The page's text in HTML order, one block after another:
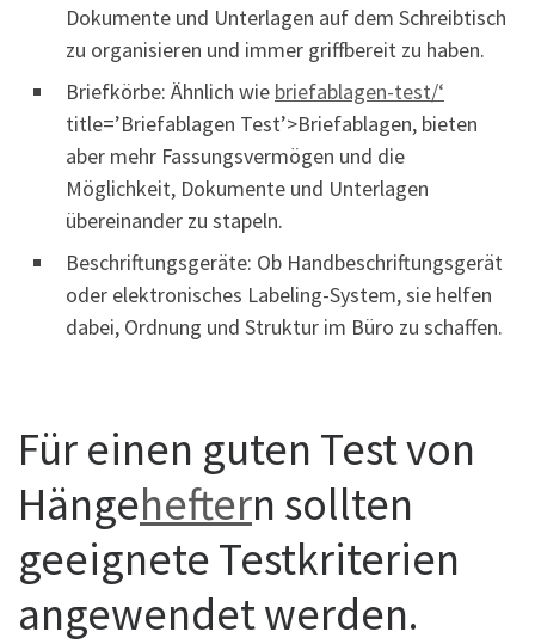
Dokumente und Unterlagen auf dem Schreibtisch
zu organisieren und immer griffbereit zu haben.
Briefkörbe: Ähnlich wie briefablagen-test/‘
title=’Briefablagen Test’>Briefablagen, bieten
aber mehr Fassungsvermögen und die
Möglichkeit, Dokumente und Unterlagen
übereinander zu stapeln.
Beschriftungsgeräte: Ob Handbeschriftungsgerät
oder elektronisches Labeling-System, sie helfen
dabei, Ordnung und Struktur im Büro zu schaffen.
Für einen guten Test von
Hängeheftern sollten
geeignete Testkriterien
angewendet werden.